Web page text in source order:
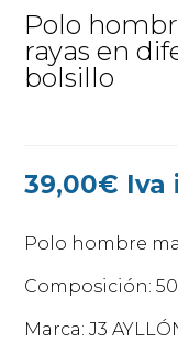
Polo
rayas en
bolsillo
39,00€ Iva
Polo hombre
Composición:
Marca: J3